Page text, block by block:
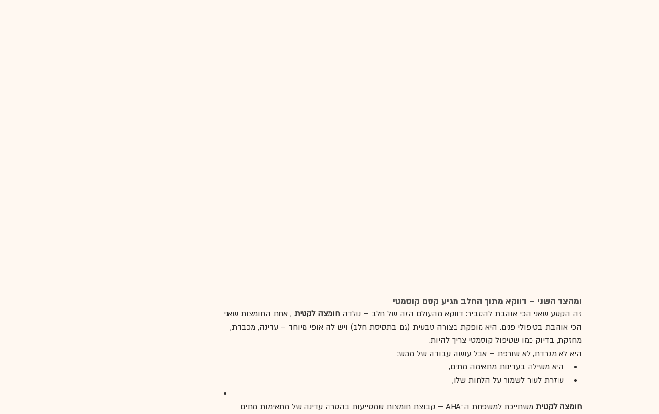
ומהצד השני – דווקא מתוך החלב מגיע קסם קוסמטי
זה הקטע שאני הכי אוהבת להסביר: דווקא מהעולם הזה של חלב – נולדה חומצה לקטית , אחת החומצות שאני
הכי אוהבת בטיפולי פנים. היא מופקת בצורה טבעית (גם בתסיסת חלב) ויש לה אופי מיוחד – עדינה, מכבדת,
מחזקת, בדיוק כמו שטיפול קוסמטי צריך להיות.
היא לא מגרדת, לא שורפת – אבל עושה עבודה של ממש:
היא משילה בעדינות מתאימה מתים,
עוזרת לעור לשמור על הלחות שלו,
חומצה לקטית
משתייכת למשפחת ה־AHA – קבוצת חומצות שמסייעות בהסרה עדינה של מתאימות מתים